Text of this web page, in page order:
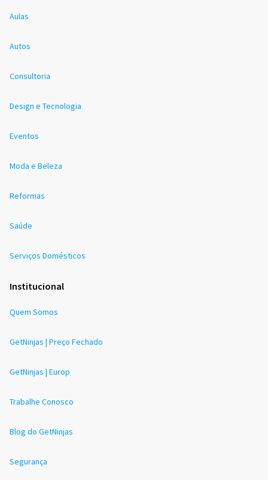
Aulas
Autos
Consultoria
Design e Tecnologia
Eventos
Moda e Beleza
Reformas
Saúde
Serviços Domésticos
Institucional
Quem Somos
GetNinjas | Preço Fechado
GetNinjas | Europ
Trabalhe Conosco
Blog do GetNinjas
Segurança